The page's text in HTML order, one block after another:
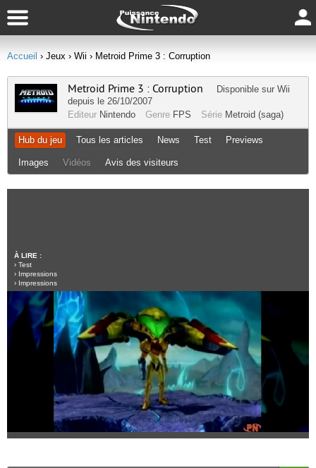
Accueil › Jeux › Wii › Metroid Prime 3 : Corruption
Metroid Prime 3 : Corruption Disponible sur Wii
depuis le 26/10/2007
Editeur Nintendo Genre FPS Série Metroid (saga)
Hub du jeu Tous les articles News Test Previews
Images Vidéos Avis des visiteurs
À LIRE :
› Test
› Impressions
› Impressions